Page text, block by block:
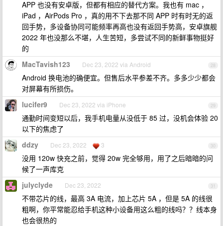
APP 也没有安卓版，但都有相应的替代方案。我也有 mac ，
iPad ，AirPods Pro ，真的用不下去那不同 APP 时有时无的返
回手势，多设备协同可能频率再高也没有返回手势高，安卓旗舰
2022 年也没那么不堪，人生苦短，多尝试不同的新鲜事物挺好
的
28
MacTavish123 Dec 23, 2022 via Android
Android 换电池的确便宜。但售后水平参差不齐。多多少少都会
对屏幕有所损伤。
29
lucifer9 Dec 23, 2022 via iPhone
通勤时间变短以后，我手机电量从没低于 85 过，没机会体验 20
以下的焦虑了
30
ddzy Dec 23, 2022 3
没用 120w 快充之前，觉得 20w 完全够用，用了之后暗暗的问
候了一声库克
31
julyclyde Dec 23, 2022
不带芯片的线，最高 3A 电流，加上芯片 5A ，但是 5A 的线很
粗啊，你平常能忍给手机这种小设备用这么粗的线吗？？线本身
也会很热的